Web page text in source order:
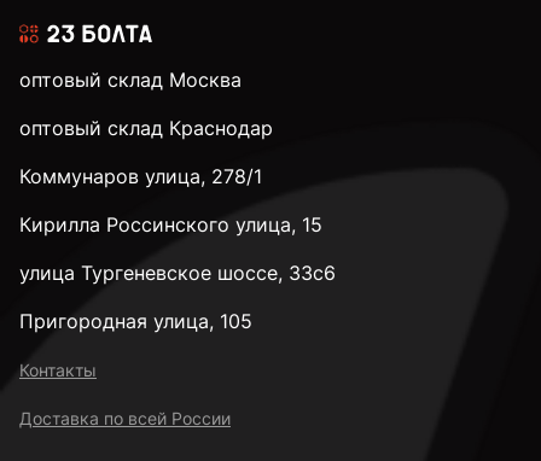
32 мм
35 мм
оптовый склад Москва
оптовый склад Краснодар
Коммунаров улица, 278/1
Кирилла Россинского улица, 15
улица Тургеневское шоссе, 33с6
Пригородная улица, 105
Контакты
Доставка по всей России